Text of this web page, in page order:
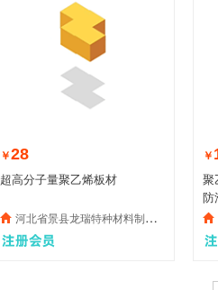
￥28
超高分子量聚乙烯板材
河北省景县龙瑞特种材料制品有限公司
￥
聚乙
防